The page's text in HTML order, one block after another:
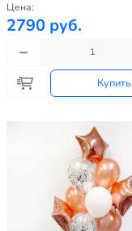
Цена:
2790 руб.
Купить